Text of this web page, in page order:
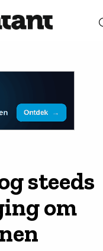
steeds
om